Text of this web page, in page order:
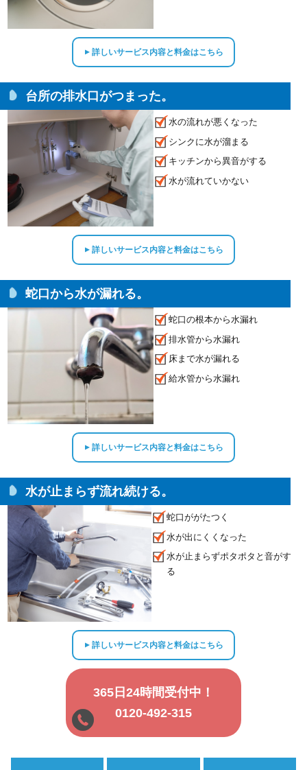
▲詳しいサービス内容と料金はこちら
台所の排水口がつまった。
水の流れが悪くなった
シンクに水が溜まる
キッチンから異音がする
水が流れていかない
▲詳しいサービス内容と料金はこちら
蛇口から水が漏れる。
蛇口の根本から水漏れ
排水管から水漏れ
床まで水が漏れる
給水管から水漏れ
▲詳しいサービス内容と料金はこちら
水が止まらず流れ続ける。
蛇口ががたつく
水が出にくくなった
水が止まらずポタポタと音がす
る
▲詳しいサービス内容と料金はこちら
365日24時間受付中！
0120-492-315